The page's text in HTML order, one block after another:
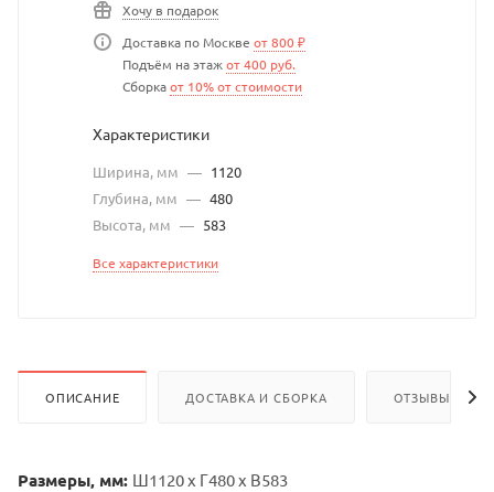
Хочу в подарок
Доставка по Москве от 800 ₽
Подъём на этажот 400 руб.
Сборкаот 10% от стоимости
Характеристики
Ширина, мм — 1120
Глубина, мм — 480
Высота, мм — 583
Все характеристики
ОПИСАНИЕ ДОСТАВКА И СБОРКА ОТЗЫВЫ
Размеры, мм: Ш1120 х Г480 х В583